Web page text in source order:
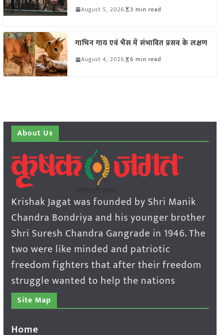
August 5, 2026 3 min read
गाभिन गाय एवं भैंस में संभावित प्रसव के लक्षण
August 4, 2026 6 min read
About Us
Krishak Jagat was founded by Shri Manik
Chandra Bondriya and his younger brother
Shri Suresh Chandra Gangrade in 1946. The
two were like minded and patriotic
freedom fighters that after their freedom
struggle wanted to help the nations
Site Map
Home